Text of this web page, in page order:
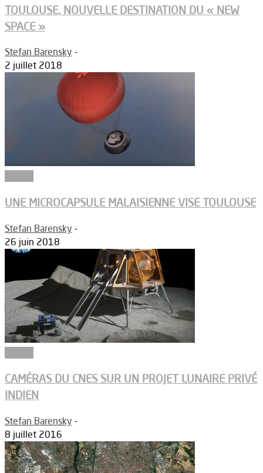
TOULOUSE, NOUVELLE DESTINATION DU « NEW
SPACE »
Stefan Barensky -
2 juillet 2018
UNE MICROCAPSULE MALAISIENNE VISE TOULOUSE
Stefan Barensky -
26 juin 2018
CAMÉRAS DU CNES SUR UN PROJET LUNAIRE PRIVÉ
INDIEN
Stefan Barensky -
8 juillet 2016